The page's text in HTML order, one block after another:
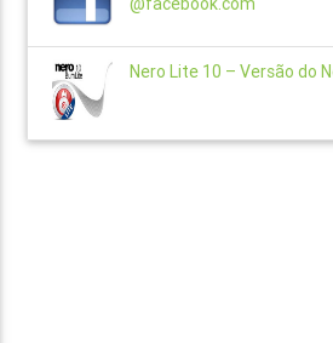
Nero Lite 10 – Versão do